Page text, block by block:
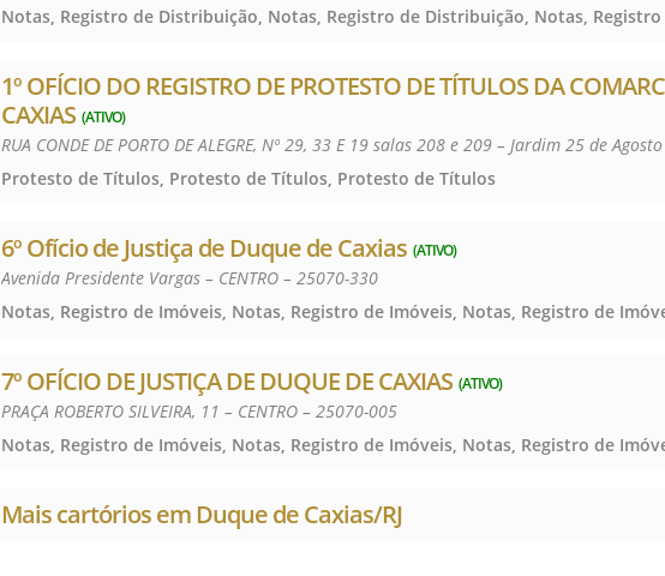
Notas, Registro de Distribuição, Notas, Registro de Distribuição, Notas,
1º OFÍCIO DO REGISTRO DE PROTESTO DE TÍTULOS DA
CAXIAS (ATIVO)
RUA CONDE DE PORTO DE ALEGRE, Nº 29, 33 E 19 salas 208 e 209 – Jardim 25 de
Protesto de Títulos, Protesto de Títulos, Protesto de Títulos
6º Ofício de Justiça de Duque de Caxias (ATIVO)
Avenida Presidente Vargas – CENTRO – 25070-330
Notas, Registro de Imóveis, Notas, Registro de Imóveis, Notas, Registro de
7º OFÍCIO DE JUSTIÇA DE DUQUE DE CAXIAS (ATIVO)
PRAÇA ROBERTO SILVEIRA, 11 – CENTRO – 25070-005
Notas, Registro de Imóveis, Notas, Registro de Imóveis, Notas, Registro de
Mais cartórios em Duque de Caxias/RJ